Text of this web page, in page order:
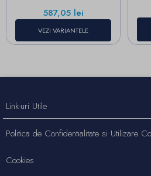
Pret
587,05 lei
VEZI VARIANTELE
Link-uri Utile
Politica de Confidentialitate si Utilizare
Cookies